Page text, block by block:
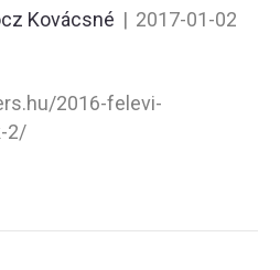
Kovácsné | 2017-01-02
2016-felevi-
2/